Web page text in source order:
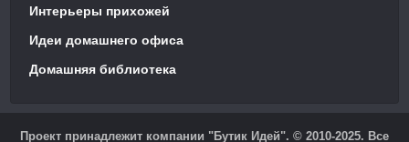
Интерьеры прихожей
Идеи домашнего офиса
Домашняя библиотека
Проект принадлежит компании "Бутик Идей". © 2010-2025. Все